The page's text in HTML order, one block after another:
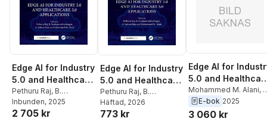
Edge AI for Industry
5.0 and Healthcare
5.0 Applications
Pethuru Raj, B.
Sundaravadivazhagan
A. Saleem Raja
Inbunden, 2025
2 705 kr
Edge AI for Industry
5.0 and Healthcare
5.0 Applications
Pethuru Raj, B.
Sundaravadivazhagan
A. Saleem Raja
Häftad, 2026
773 kr
Edge AI for
5.0 and
5.0 Applications
Mohammed M. Alani,
Saleem Raja,B.
Sundaravadivazhagan
E-bok 2025
3 060 kr